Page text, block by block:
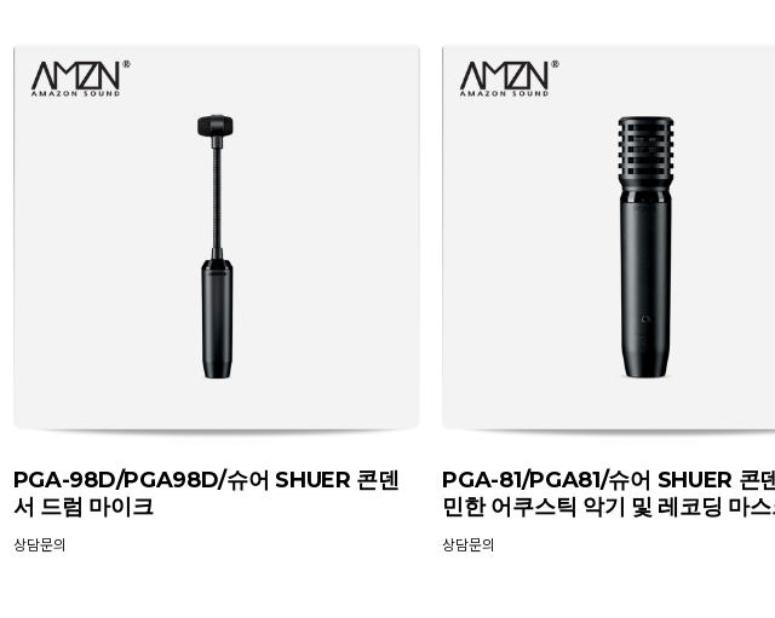
PGA-98D/PGA98D/슈어 SHUER 콘덴
서 드럼 마이크
상담문의
PGA-81/PGA81/슈어 SHUER 콘
민한 어쿠스틱 악기 및 레코딩 마
상담문의